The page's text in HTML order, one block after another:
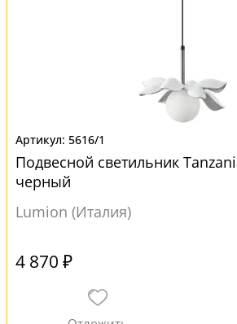
5616/1
Подвесной светильник
черный
Lumion (Италия)
4 870 ₽